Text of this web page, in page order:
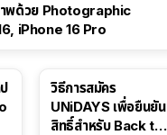
พด้วย Photographic
iPhone 16 Pro
วิธีการสมัคร
UNiDAYS เพื่อยืนยัน
สิทธิ์สำหรับ Back to